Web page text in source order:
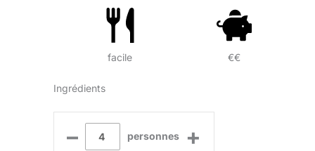
facile €€
Ingrédients
– personnes +